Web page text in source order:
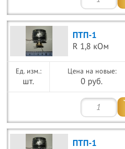
ПТП-1
R 1,8 кОм
шт.
Цена на новые:
0 руб.
ПТП-1